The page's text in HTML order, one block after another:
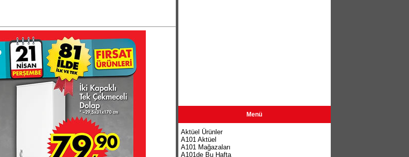
Menü
Aktüel Ürünler
A101 Aktüel
A101 Mağazaları
A101de Bu Hafta